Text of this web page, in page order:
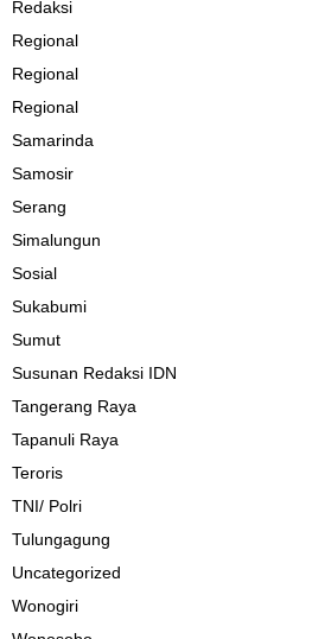
Redaksi
Regional
Regional
Regional
Samarinda
Samosir
Serang
Simalungun
Sosial
Sukabumi
Sumut
Susunan Redaksi IDN
Tangerang Raya
Tapanuli Raya
Teroris
TNI/ Polri
Tulungagung
Uncategorized
Wonogiri